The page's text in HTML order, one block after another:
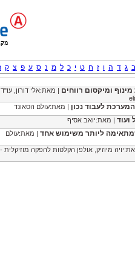
ב ג ד ה ו ז ח ט י כ ל מ נ ס ע פ צ ק
ומיקסום רווחים | מאת:אלי דורון, עו"ד
לעבוד נכון | מאת:עולם הסאונד
ועוד | מאת:יואב אסיף
ליותר משימוש אחד | מאת:עולם
מיוזיק, אולפן הקלטות להפקה מוזיקלית -